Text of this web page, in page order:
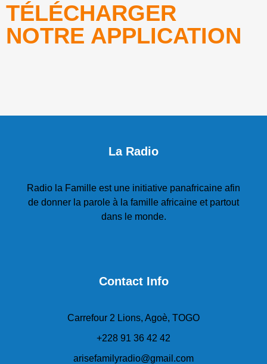
TÉLÉCHARGER
NOTRE APPLICATION
La Radio
Radio la Famille est une initiative panafricaine afin
de donner la parole à la famille africaine et partout
dans le monde.
Contact Info
Carrefour 2 Lions, Agoè, TOGO
+228 91 36 42 42
arisefamilyradio@gmail.com